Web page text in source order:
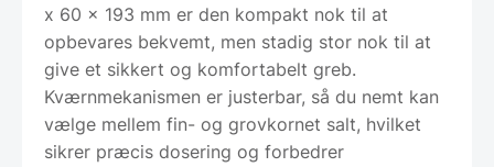
x 60 x 193 mm er den kompakt nok til at
opbevares bekvemt, men stadig stor nok til at
give et sikkert og komfortabelt greb.
Kværnmekanismen er justerbar, så du nemt kan
vælge mellem fin- og grovkornet salt, hvilket
sikrer præcis dosering og forbedrer